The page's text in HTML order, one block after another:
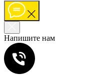
Напишите нам